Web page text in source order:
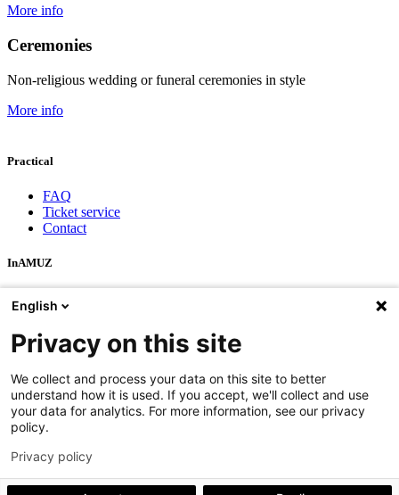
More info
Ceremonies
Non-religious wedding or funeral ceremonies in style
More info
Practical
FAQ
Ticket service
Contact
InAMUZ
Team
Ambiance
Cookie policy
Disclaimer
Location
Rooms
Virtual tour
Catering
Accessibility
English
Privacy on this site
We collect and process your data on this site to better
understand how it is used. If you accept, we'll collect and use
your data for analytics. For more information, see our privacy
policy.
Privacy policy